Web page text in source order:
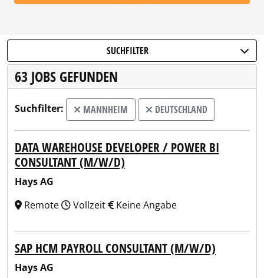
SUCHFILTER
63 JOBS GEFUNDEN
Suchfilter: MANNHEIM DEUTSCHLAND
DATA WAREHOUSE DEVELOPER / POWER BI
CONSULTANT (M/W/D)
Hays AG
Remote
Vollzeit Keine Angabe
SAP HCM PAYROLL CONSULTANT (M/W/D)
Hays AG